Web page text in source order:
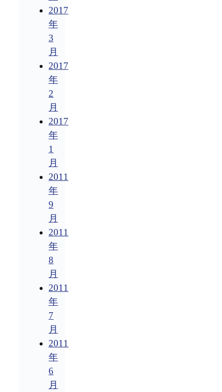
2017
年
3
月
2017
年
2
月
2017
年
1
月
2011
年
9
月
2011
年
8
月
2011
年
7
月
2011
年
6
月